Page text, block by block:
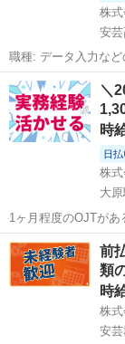
株
安
職種: データ入力などの一般事務
上） 仕事内容: オフィスワークデビューに◎! 未経験でもできる カン
タンなデータ入力や
休み、残業少な...
広島 安芸高田市
＼
時
日
株
大原
1ヶ月程度のOJTがあ
とがあっても すぐに
広島 大原駅
前
類
時
株
安